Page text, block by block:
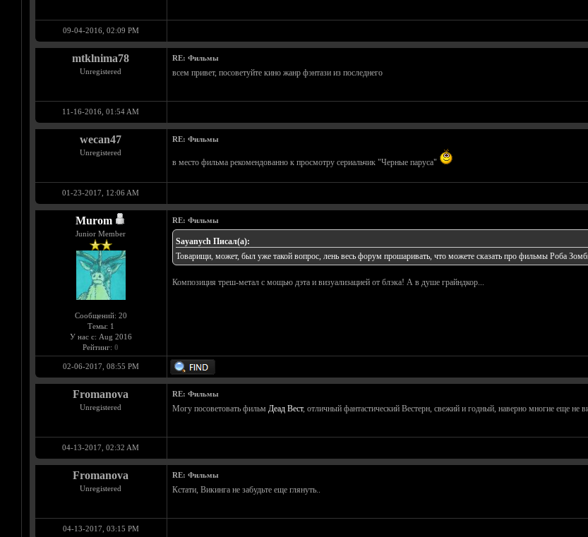
09-04-2016, 02:09 PM
mtklnima78
Unregistered
RE: Фильмы
всем привет, посоветуйте кино жанр фэнтази из последнего
11-16-2016, 01:54 AM
wecan47
Unregistered
RE: Фильмы
в место фильма рекомендованно к просмотру сериальчик "Черные паруса"
01-23-2017, 12:06 AM
Murom
Junior Member
Сообщений: 20
Темы: 1
У нас с: Aug 2016
Рейтинг: 0
RE: Фильмы
Sayanych Писал(а):
Товарищи, может, был уже такой вопрос, лень весь форум прошаривать, что можете сказать про фильмы Роба
Композиция треш-метал с мощью дэта и визуализацией от блэка! А в душе грайндкор...
02-06-2017, 08:55 PM
Fromanova
Unregistered
RE: Фильмы
Могу посоветовать фильм Деад Вест, отличный фантастический Вестерн, свежий и годный, наверно многие еще не
04-13-2017, 02:32 AM
Fromanova
Unregistered
RE: Фильмы
Кстати, Викинга не забудьте еще глянуть..
04-13-2017, 03:15 PM